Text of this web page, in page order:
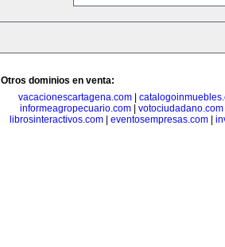
Otros dominios en venta:
vacacionescartagena.com
informeagropecuario.com| votociudadano.com
librosinteractivos.com| eventosempresas.com|